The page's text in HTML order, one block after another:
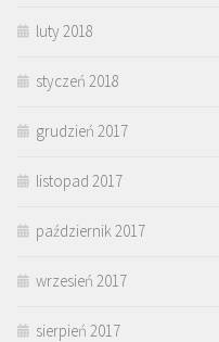
luty 2018
styczeń 2018
grudzień 2017
listopad 2017
październik 2017
wrzesień 2017
sierpień 2017